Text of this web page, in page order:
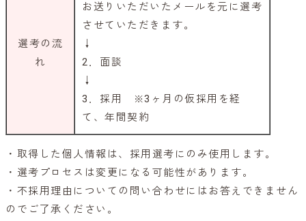
選考の流
れ
お送りいただいたメールを元に選考
させていただきます。
↓
2．面談
↓
3．採用 ※3ヶ月の仮採用を経
て、年間契約
・取得した個人情報は、採用選考にのみ使用します。
・選考プロセスは変更になる可能性があります。
・不採用理由についての問い合わせにはお答えできません
のでご了承ください。